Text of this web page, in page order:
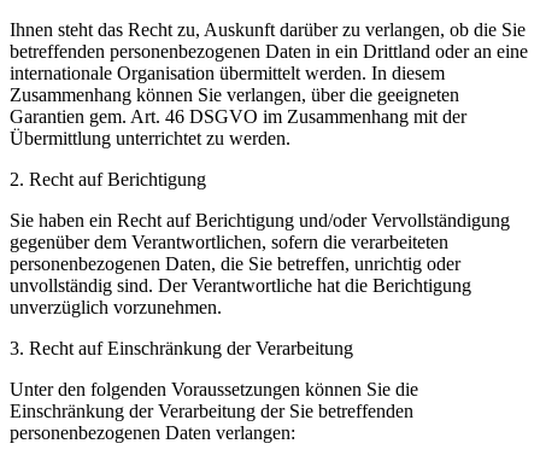
Ihnen steht das Recht zu, Auskunft darüber zu verlangen, ob die Sie
betreffenden personenbezogenen Daten in ein Drittland oder an eine
internationale Organisation übermittelt werden. In diesem
Zusammenhang können Sie verlangen, über die geeigneten
Garantien gem. Art. 46 DSGVO im Zusammenhang mit der
Übermittlung unterrichtet zu werden.
2. Recht auf Berichtigung
Sie haben ein Recht auf Berichtigung und/oder Vervollständigung
gegenüber dem Verantwortlichen, sofern die verarbeiteten
personenbezogenen Daten, die Sie betreffen, unrichtig oder
unvollständig sind. Der Verantwortliche hat die Berichtigung
unverzüglich vorzunehmen.
3. Recht auf Einschränkung der Verarbeitung
Unter den folgenden Voraussetzungen können Sie die
Einschränkung der Verarbeitung der Sie betreffenden
personenbezogenen Daten verlangen: